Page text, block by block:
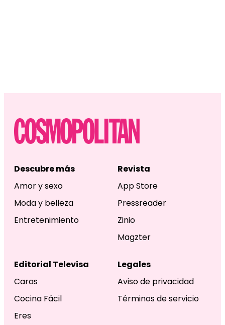
Descubre más
Amor y sexo
Moda y belleza
Entretenimiento
Revista
App Store
Pressreader
Zinio
Magzter
Editorial Televisa
Caras
Cocina Fácil
Eres
Legales
Aviso de privacidad
Términos de servicio